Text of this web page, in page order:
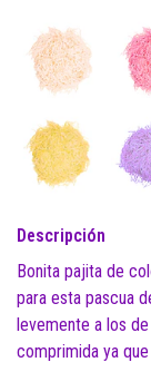
Descripción
Bonita pajita de
para esta pascua
levemente a los
comprimida ya